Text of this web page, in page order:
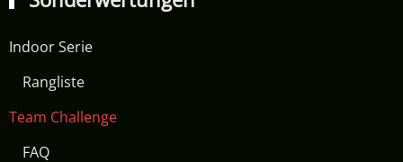
Indoor Serie
Rangliste
Team Challenge
FAQ